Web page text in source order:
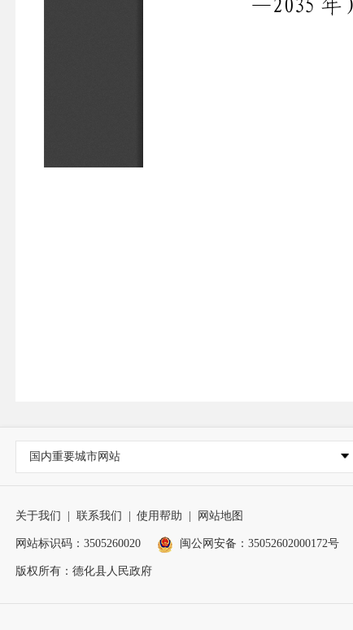
国内重要城市网站
关于我们 联系我们 使用帮助 网站地图
网站标识码：3505260020 闽公网安备：35052602000172号
版权所有：德化县人民政府